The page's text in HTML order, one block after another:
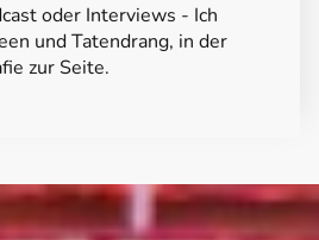
oder Interviews - Ich
und Tatendrang, in der
zur Seite.